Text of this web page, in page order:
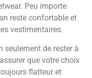
Peu importe
reste confortable et
vestimentaires.
seulement de rester à
que votre choix
flatteur et